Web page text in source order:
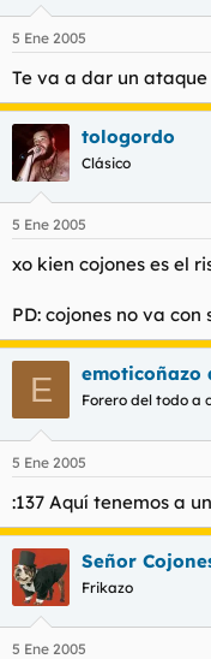
5 Ene 2005
Te va a dar un
tologordo
Clásico
5 Ene 2005
xo kien cojones es el
PD: cojones no va con
E emoticoñazo
Forero del todo a
5 Ene 2005
:137 Aquí tenemos a
Señor
Frikazo
5 Ene 2005